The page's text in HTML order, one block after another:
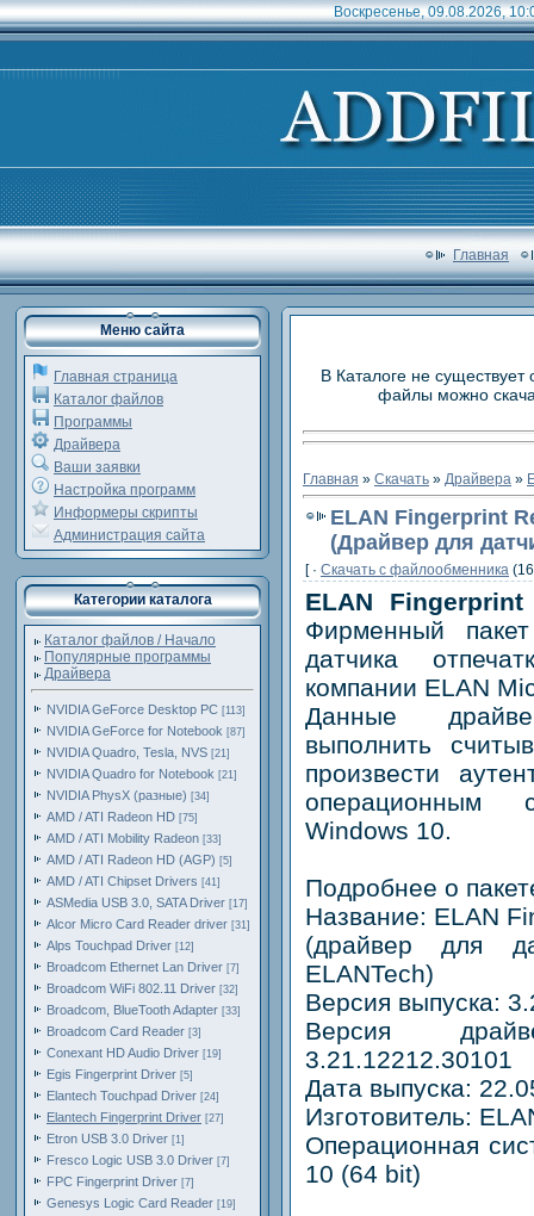
Воскресенье, 09.08.2026,
Главная
Меню сайта
Главная страница
Каталог файлов
Программы
Драйвера
Ваши заявки
Настройка программ
Информеры скрипты
Администрация сайта
Категории каталога
Каталог файлов / Начало
Популярные программы
Драйвера
NVIDIA GeForce Desktop PC [113]
NVIDIA GeForce for Notebook [87]
NVIDIA Quadro, Tesla, NVS [21]
NVIDIA Quadro for Notebook [21]
NVIDIA PhysX (разные) [34]
AMD / ATI Radeon HD [75]
AMD / ATI Mobility Radeon [33]
AMD / ATI Radeon HD (AGP) [5]
AMD / ATI Chipset Drivers [41]
ASMedia USB 3.0, SATA Driver [17]
Alcor Micro Card Reader driver [31]
Alps Touchpad Driver [12]
Broadcom Ethernet Lan Driver [7]
Broadcom WiFi 802.11 Driver [32]
Broadcom, BlueTooth Adapter [33]
Broadcom Card Reader [3]
Conexant HD Audio Driver [19]
Egis Fingerprint Driver [5]
Elantech Touchpad Driver [24]
Elantech Fingerprint Driver [27]
Etron USB 3.0 Driver [1]
Fresco Logic USB 3.0 Driver [7]
FPC Fingerprint Driver [7]
Genesys Logic Card Reader [19]
В Каталоге не
файлы можно
Главная » Скачать » Драйвера »
ELAN Fingerprint
(Драйвер для
[ · Скачать c файлообменника
ELAN
Фирменный
датчика
компании ELAN
Данные
выполнить
произвести
операционным
Windows 10.
Подробнее о
Название: ELAN
(драйвер для
ELANTech)
Версия выпуска:
Версия
3.21.12212.30101
Дата выпуска:
Изготовитель:
Операционная
10 (64 bit)